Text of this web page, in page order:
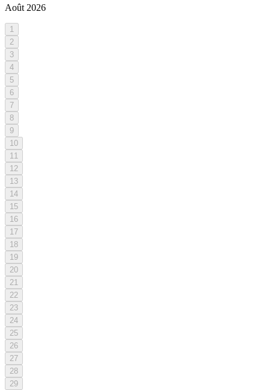
Août 2026
1
2
3
4
5
6
7
8
9
10
11
12
13
14
15
16
17
18
19
20
21
22
23
24
25
26
27
28
29